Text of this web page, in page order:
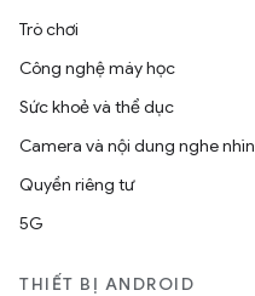
Trò chơi
Công nghệ máy học
Sức khoẻ và thể dục
Camera và nội dung nghe nhìn
Quyền riêng tư
5G
THIẾT BỊ ANDROID